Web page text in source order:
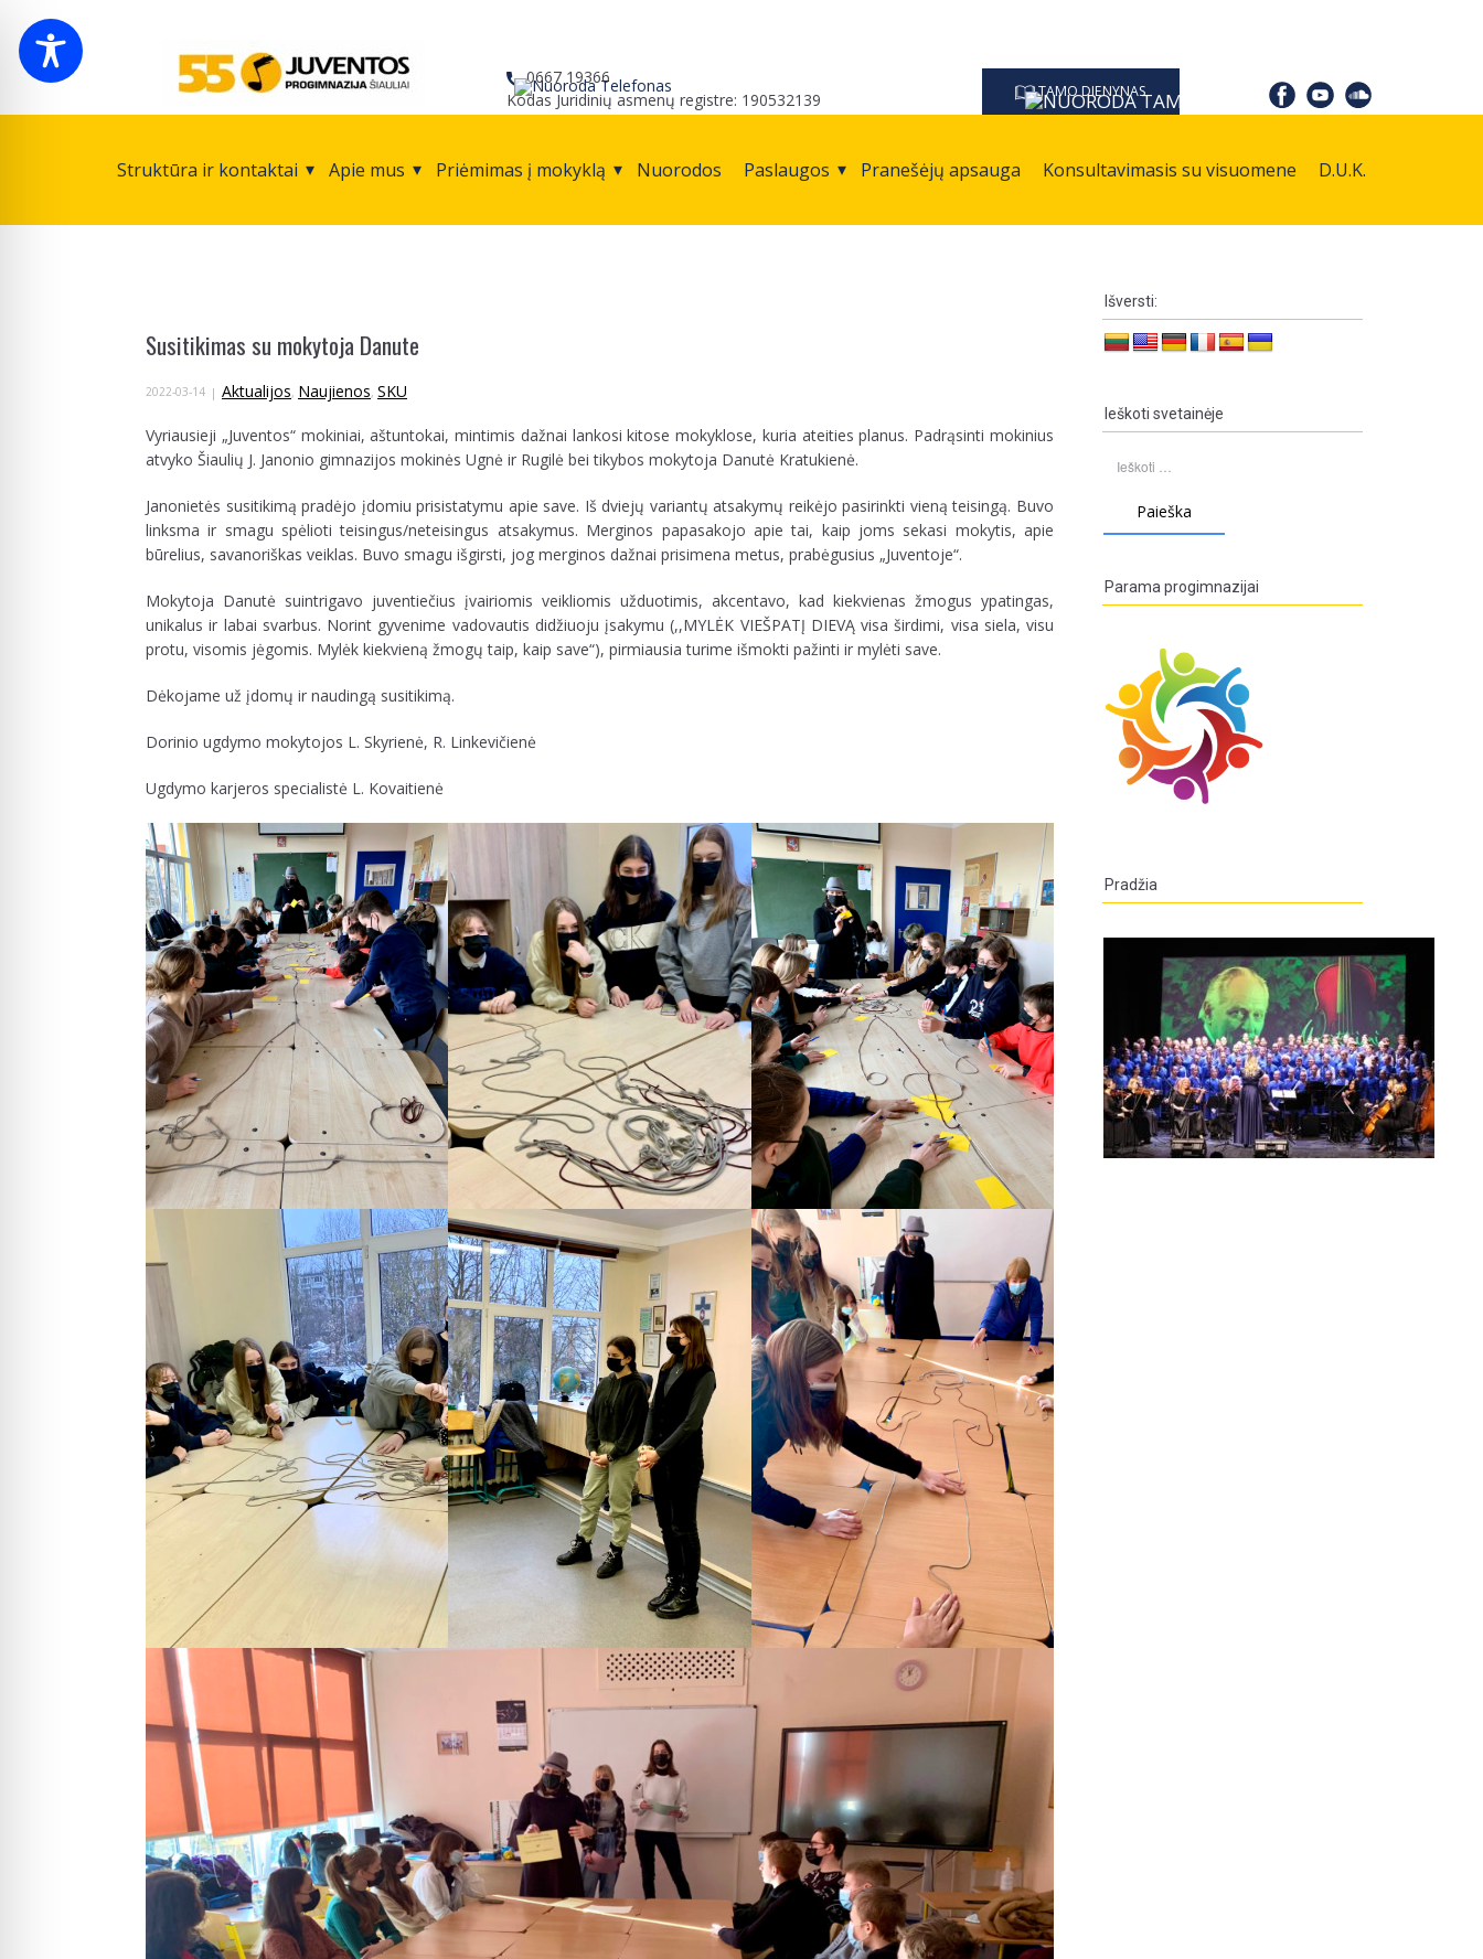
TAMO DIENYNAS
0667 19366
Kodas Juridinių asmenų registre: 190532139
Struktūra ir kontaktai Apie mus Priėmimas į mokyklą Nuorodos Paslaugos Pranešėjų apsauga Konsultavimasis su visuomene D.U.K.
Susitikimas su mokytoja Danute
2022-03-14 Aktualijos, Naujienos, SKU
Vyriausieji „Juventos“ mokiniai, aštuntokai, mintimis dažnai lankosi kitose mokyklose, kuria ateities planus. Padrąsinti mokinius
atvyko Šiaulių J. Janonio gimnazijos mokinės Ugnė ir Rugilė bei tikybos mokytoja Danutė Kratukienė.
Janonietės susitikimą pradėjo įdomiu prisistatymu apie save. Iš dviejų variantų atsakymų reikėjo pasirinkti vieną teisingą. Buvo
linksma ir smagu spėlioti teisingus/neteisingus atsakymus. Merginos papasakojo apie tai, kaip joms sekasi mokytis, apie
būrelius, savanoriškas veiklas. Buvo smagu išgirsti, jog merginos dažnai prisimena metus, prabėgusius „Juventoje“.
Mokytoja Danutė suintrigavo juventiečius įvairiomis veikliomis užduotimis, akcentavo, kad kiekvienas žmogus ypatingas,
unikalus ir labai svarbus. Norint gyvenime vadovautis didžiuoju įsakymu (,,MYLĖK VIEŠPATĮ DIEVĄ visa širdimi, visa siela, visu
protu, visomis jėgomis. Mylėk kiekvieną žmogų taip, kaip save“), pirmiausia turime išmokti pažinti ir mylėti save.
Dėkojame už įdomų ir naudingą susitikimą.
Dorinio ugdymo mokytojos L. Skyrienė, R. Linkevičienė
Ugdymo karjeros specialistė L. Kovaitienė
Išversti:
Ieškoti svetainėje
Parama progimnazijai
Pradžia